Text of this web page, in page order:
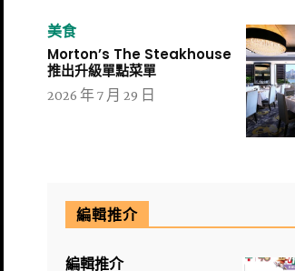
美食
Morton’s The Steakhouse
推出升級單點菜單
2026 年 7 月 29 日
編輯推介
編輯推介